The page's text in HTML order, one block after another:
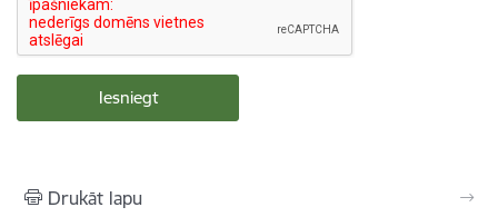
Drukāt lapu